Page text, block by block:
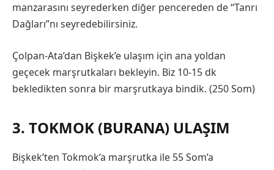
manzarasını seyrederken diğer pencereden de “Tanrı
Dağları”nı seyredebilirsiniz.
Çolpan-Ata’dan Bişkek’e ulaşım için ana yoldan
geçecek marşrutkaları bekleyin. Biz 10-15 dk
bekledikten sonra bir marşrutkaya bindik. (250 Som)
3. TOKMOK (BURANA) ULAŞIM
Bişkek’ten Tokmok’a marşrutka ile 55 Som’a